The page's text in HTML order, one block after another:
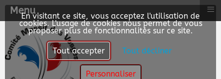
En visitant ce site, vous acceptez l'utilisation de
cookies. L'usage de cookies nous permet de vous
proposer plus de fonctionnalités sur ce site.
Tout accepter Tout décliner
Personnaliser
Menu ≡